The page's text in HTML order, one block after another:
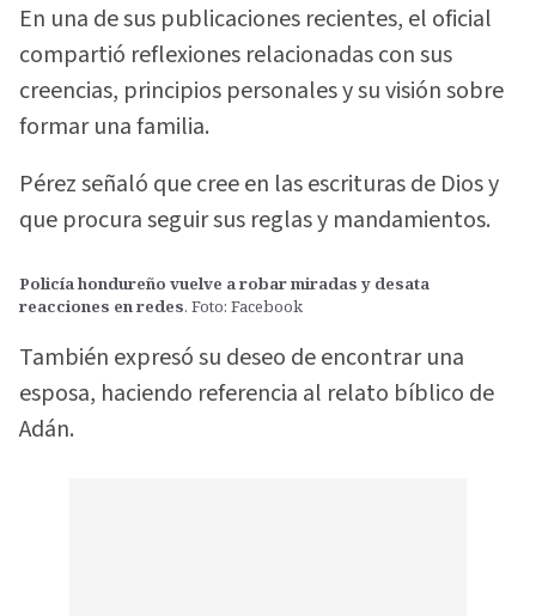
En una de sus publicaciones recientes, el oficial
compartió reflexiones relacionadas con sus
creencias, principios personales y su visión sobre
formar una familia.
Pérez señaló que cree en las escrituras de Dios y
que procura seguir sus reglas y mandamientos.
Policía hondureño vuelve a robar miradas y desata
reacciones en redes. Foto: Facebook
También expresó su deseo de encontrar una
esposa, haciendo referencia al relato bíblico de
Adán.